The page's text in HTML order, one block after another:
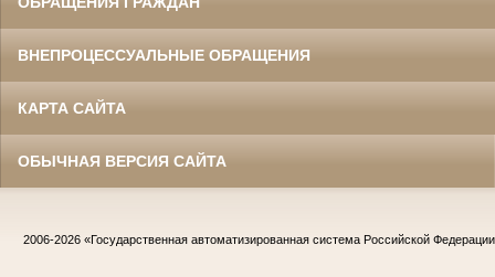
ВНЕПРОЦЕССУАЛЬНЫЕ ОБРАЩЕНИЯ
КАРТА САЙТА
ОБЫЧНАЯ ВЕРСИЯ САЙТА
2006-2026 «Государственная автоматизированная система Российской